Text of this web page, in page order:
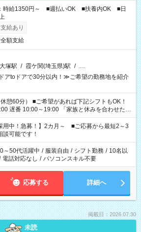
時給1350円～ ■週払いOK ■扶養内OK ■日
給あり
額支給
塚駅 / 霞ケ関(埼玉県)駅 / …
アtoドアで30分以内！≫ご希望の勤務地を紹介
れば下記シフトもOK！
～19:00 「家族と休みを合わせた
って夕飯の準備がしたい」 「できれば残業はし
希望を教えてくださいね。 ※Wワーク希望
お仕事で希望する勤務時間と、もう1つのお仕事
計で週40時間を超える場合は応募できません。
用中！急募！】2カ月～ ■ご応募から最短2～3
談可能です！
～50代活躍中 / 服装自由 / シフト勤務 / 10名以
電話対応なし / パソコンスキル不要
応募する 詳細へ
掲載日：2026.07.30
未読